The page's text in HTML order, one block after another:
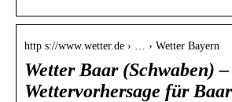
http s://www.wetter.de › … › Wetter Bayern
Wetter Baar (Schwaben) –
Wettervorhersage für